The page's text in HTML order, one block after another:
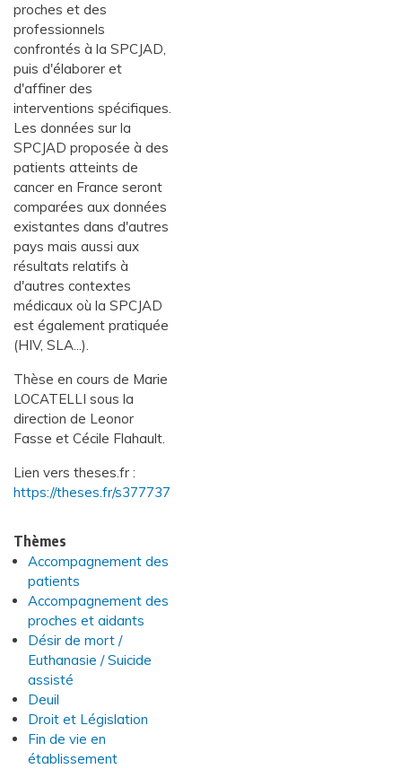
proches et des
professionnels
confrontés à la SPCJAD,
puis d'élaborer et
d'affiner des
interventions spécifiques.
Les données sur la
SPCJAD proposée à des
patients atteints de
cancer en France seront
comparées aux données
existantes dans d'autres
pays mais aussi aux
résultats relatifs à
d'autres contextes
médicaux où la SPCJAD
est également pratiquée
(HIV, SLA...).
Thèse en cours de Marie
LOCATELLI sous la
direction de Leonor
Fasse et Cécile Flahault.
Lien vers theses.fr :
https://theses.fr/s377737
Thèmes
Accompagnement des
patients
Accompagnement des
proches et aidants
Désir de mort /
Euthanasie / Suicide
assisté
Deuil
Droit et Législation
Fin de vie en
établissement